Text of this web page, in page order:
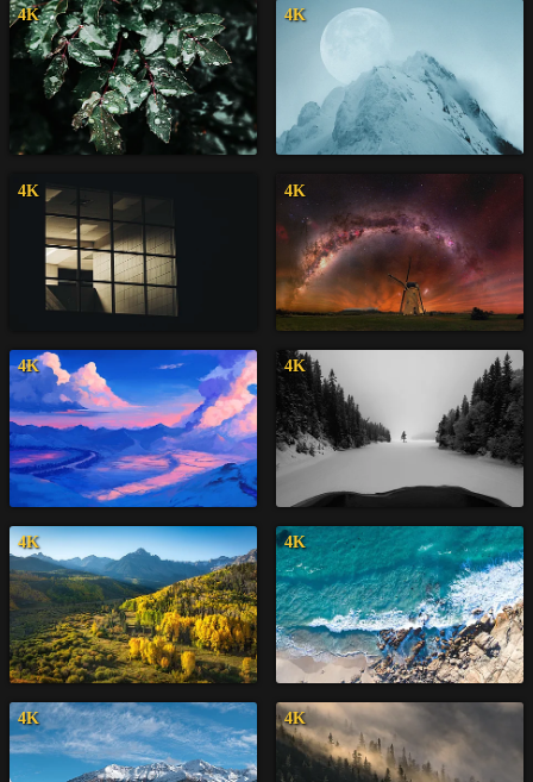
4K 4K
4K 4K
4K 4K
4K 4K
4K 4K